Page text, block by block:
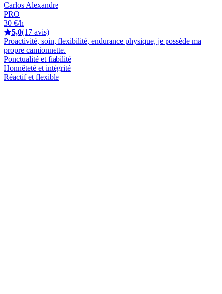
Carlos Alexandre
PRO
30 €/h
5,0(17 avis)
Proactivité, soin, flexibilité, endurance physique, je possède ma
propre camionnette.
Ponctualité et fiabilité
Honnêteté et intégrité
Réactif et flexible